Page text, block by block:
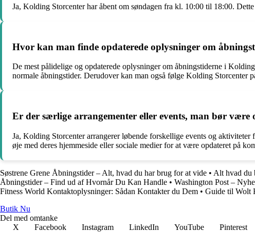
Ja, Kolding Storcenter har åbent om søndagen fra kl. 10:00 til 18:00.
Hvor kan man finde opdaterede oplysninger om
De mest pålidelige og opdaterede oplysninger om åbningstiderne i
normale åbningstider. Derudover kan man også følge Kolding Storcenter
Er der særlige arrangementer eller events, man bør
Ja, Kolding Storcenter arrangerer løbende forskellige events og
øje med deres hjemmeside eller sociale medier for at være opdateret på
Søstrene Grene Åbningstider – Alt, hvad du har brug for at vide • Alt hvad du
Åbningstider – Find ud af Hvornår Du Kan Handle • Washington Post –
Fitness World Kontaktoplysninger: Sådan Kontakter du Dem • Guide til Wolt
Butik Nu
Del med omtanke
X
Facebook Instagram LinkedIn YouTube Pinterest